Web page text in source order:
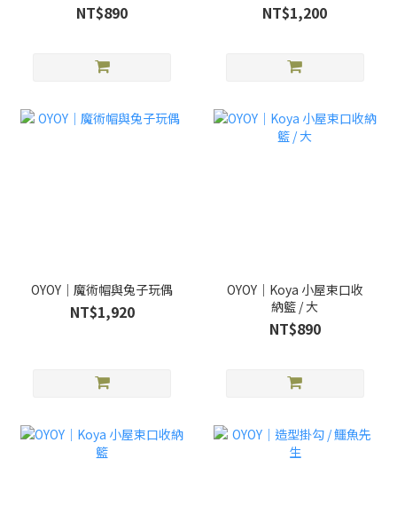
NT$890 NT$1,200
OYOY｜魔術帽與兔子玩偶
NT$1,920
OYOY｜Koya 小屋束口收
納籃 / 大
NT$890